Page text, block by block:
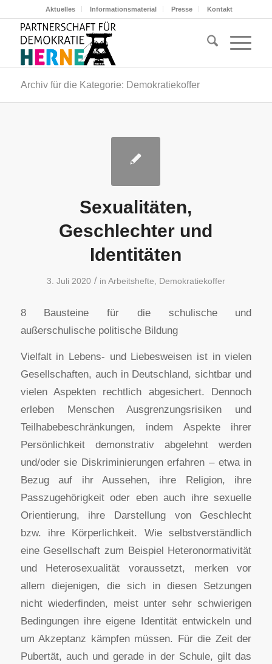
Aktuelles Informationsmaterial Presse Kontakt
Archiv für die Kategorie: Demokratiekoffer
Sexualitäten,
Geschlechter und
Identitäten
3. Juli 2020 / in Arbeitshefte Demokratiekoffer
8 Bausteine für die schulische und
außerschulische politische Bildung
Vielfalt in Lebens- und Liebesweisen ist in vielen
Gesellschaften, auch in Deutschland, sichtbar und
vielen Aspekten rechtlich abgesichert. Dennoch
erleben Menschen Ausgrenzungsrisiken und
Teilhabebeschränkungen, indem Aspekte ihrer
Persönlichkeit demonstrativ abgelehnt werden
und/oder sie Diskriminierungen erfahren – etwa in
Bezug auf ihr Aussehen, ihre Religion, ihre
Passzugehörigkeit oder eben auch ihre sexuelle
Orientierung, ihre Darstellung von Geschlecht
bzw. ihre Körperlichkeit. Wie selbstverständlich
eine Gesellschaft zum Beispiel Heteronormativität
und Heterosexualität voraussetzt, merken vor
allem diejenigen, die sich in diesen Setzungen
nicht wiederfinden, meist unter sehr schwierigen
Bedingungen ihre eigene Identität entwickeln und
um Akzeptanz kämpfen müssen. Für die Zeit der
Pubertät, auch und gerade in der Schule, gilt das